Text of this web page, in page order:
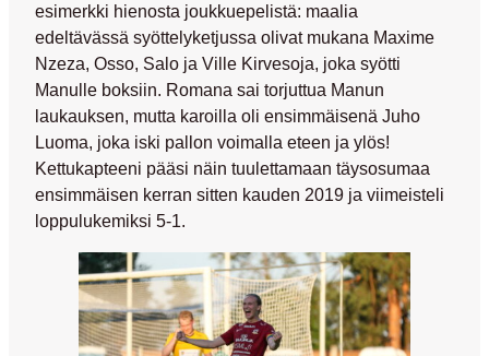
esimerkki hienosta joukkuepelistä: maalia
edeltävässä syöttelyketjussa olivat mukana Maxime
Nzeza, Osso, Salo ja Ville Kirvesoja, joka syötti
Manulle boksiin. Romana sai torjuttua Manun
laukauksen, mutta karoilla oli ensimmäisenä Juho
Luoma, joka iski pallon voimalla eteen ja ylös!
Kettukapteeni pääsi näin tuulettamaan täysosumaa
ensimmäisen kerran sitten kauden 2019 ja viimeisteli
loppulukemiksi 5-1.